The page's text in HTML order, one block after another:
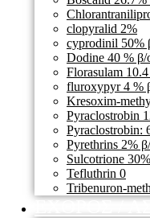
clopyralid 2%
cyprodinil 50%
Dodine 40 % β/
Florasulam
fluroxypyr 4 %
Kresoxim-
Pyraclostrobin
Pyraclostrobin:
Pyrethrins 2%
Sulcotrione
Tefluthrin 0
Tribenuron-
ΕΧΘΡΟΣ /